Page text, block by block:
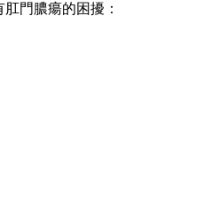
門膿瘍的困擾：